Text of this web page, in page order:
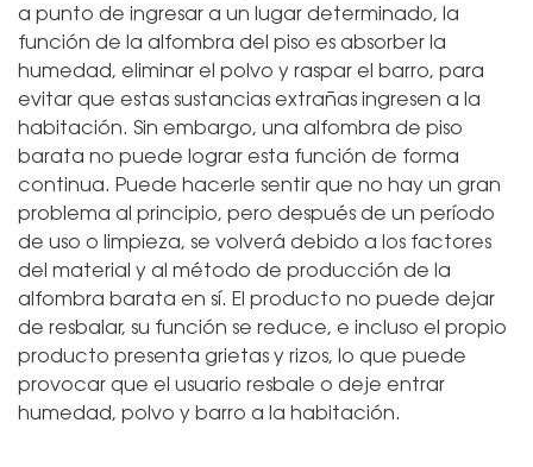
a punto de ingresar a un lugar determinado, la
función de la alfombra del piso es absorber la
humedad, eliminar el polvo y raspar el barro, para
evitar que estas sustancias extrañas ingresen a la
habitación. Sin embargo, una alfombra de piso
barata no puede lograr esta función de forma
continua. Puede hacerle sentir que no hay un gran
problema al principio, pero después de un período
de uso o limpieza, se volverá debido a los factores
del material y al método de producción de la
alfombra barata en sí. El producto no puede dejar
de resbalar, su función se reduce, e incluso el propio
producto presenta grietas y rizos, lo que puede
provocar que el usuario resbale o deje entrar
humedad, polvo y barro a la habitación.